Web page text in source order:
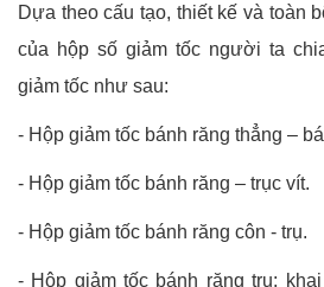
Dựa theo cấu tạo, thiết kế và toàn
của hộp số giảm tốc người ta
giảm tốc như sau:
- Hộp giảm tốc bánh răng thẳng –
- Hộp giảm tốc bánh răng – trục vít.
- Hộp giảm tốc bánh răng côn - trụ.
- Hộp giảm tốc bánh răng trụ: